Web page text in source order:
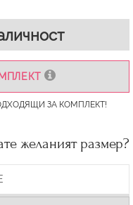
ЗА КОМПЛЕКТ!
желаният размер?